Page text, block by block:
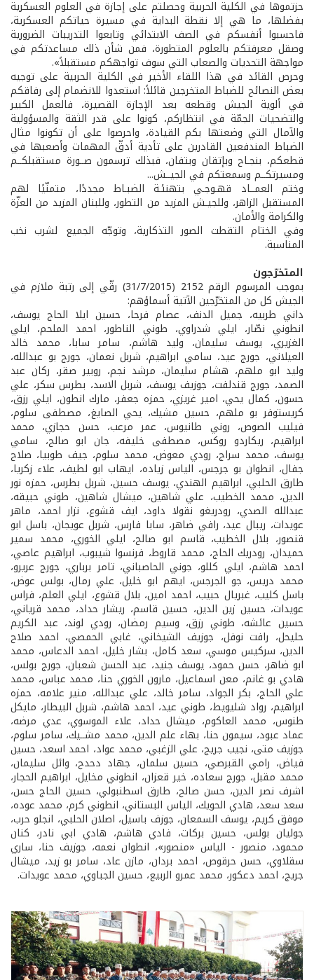
حزتموها في الكلية الحربية وحصلتم على إجازة في العلوم العسكرية
بفضلها، ما هي إلا نقطة البداية في مسيرة حياتكم العسكرية،
فاحسبوا أنفسكم في الصف الابتدائي وتابعوا التدريبات الضرورية
وصقل معرفتكم بالعلوم المتطورة، فمن شأن ذلك مساعدتكم في
مواجهة التحديات والصعاب التي سوف تواجهكم مستقبلاً».
وحرص القائد في هذا اللقاء الأخير في الكلية الحربية على توجيه
بعض النصائح للضباط المتخرجين قائلاً: استعدوا للانضمام إلى رفاقكم
في ألوية الجيش وقطعه بعد الإجازة القصيرة، فالعمل الكبير
والتضحيات الجمّة في انتظاركم، كونوا على قدر الثقة والمسؤولية
والآمال التي وضعتها بكم القيادة، واحرصوا على أن تكونوا مثال
الضباط المندفعين القادرين على تأدية أدقّ المهمات وأصعبها في
قطعكم، بنجـاح وبإتقان وبتفان، فبذلك ترسمون صــورة مستقبلكــم
ومسيرتكــم وسمعتكم في الجيــش...
وختم العمــاد قهـوجـي بتهنئـة الضبـاط مجددًا، متمنّيًا لهم
المستقبل الزاهر، وللجيـش المزيد من التطور، وللبنان المزيد من العزّة
والكرامة والأمان.
وفي الختام التقطت الصور التذكارية، وتوجّه الجميع لشرب نخب
المناسبة.
المتخرّجون
بموجب المرسوم الرقم 2152 (31/7/2015) رقّي إلى رتبة ملازم في
الجيش كل من المتخرّجين الآتية أسماؤهم:
داني طربيه، جميل الدنف، عصام فرحا، حسين ايلا الحاج يوسف،
انطوني نصّار، ايلي شدراوي، طوني الناطور، احمد الملحم، ايلي
الغزيري، يوسف سليمان، وليد هاشم، سامر سابا، محمد خالد
العيلاني، جورج عيد، سامي ابراهيم، شربل نعمان، جورج بو عبدالله،
وليد ابو ملهم، هشام سليمان، مرشد نجم، روبير صقر، ركان عبد
الصمد، جورج قندلفت، جوزيف يوسف، شربل الاسد، بطرس سكر، علي
حسون، كمال يحي، امير غريزي، حمزه جعفر، مارك انطون، ايلي رزق،
كريستوفر بو ملهم، حسين مشيك، يحي الصايغ، مصطفى سلوم،
فيليب الصوص، روني طانيوس، عمر مرعب، حسن حجازي، محمد
ابراهيم، ريكاردو روكس، مصطفى خليفه، جان ابو صالح، سامي
يوسف، محمد سراج، رودي معوض، محمد سلوم، جيف طوبيا، صلاح
جفال، انطوان بو جرجس، الياس زياده، ايهاب ابو لطيف، علاء زكريا،
طارق الحلبي، ابراهيم الهندي، يوسف حسين، شربل بطرس، حمزه نور
الدين، محمد الخطيب، علي شاهين، ميشال شاهين، طوني حبيقه،
عبدالله الصدي، رودريغو نقولا داود، ايف قشوع، نزار احمد، ماهر
عويدات، ريبال عيد، رافي ضاهر، سابا فارس، شربل عويجان، باسل ابو
قنصور، بلال الخطيب، قاسم ابو صالح، ايلي الخوري، محمد سمير
حميدان، رودريك الحاج، محمد قاروط، فرنسوا شيبوب، ابراهيم عاصي،
احمد هاشم، ايلي كللو، جوني الحاصباني، تامر برباري، جورج عريرو،
محمد دريس، جو الجرجس، ايهم ابو خليل، علي رمال، بولس عوض،
باسل كليب، غبريال حبيب، احمد امين، بلال قشوع، ايلي العلم، فراس
عويدات، حسين زين الدين، حسين قاسم، ريشار حداد، محمد قرياني،
حسين عائشه، طوني رزق، وسيم رمضان، رودي لوند، عبد الكريم
حليحل، رافت نوفل، جوزيف الشيخاني، غابي الحمصي، احمد صلاح
الدين، سركيس موسي، سعد كامل، بشار خليل، احمد الدعاس، محمد
ابو ضاهر، حسن حمود، يوسف جنيد، عبد الحسن شعبان، جورج بولس،
هادي بو غانم، معن اسماعيل، مارون الخوري حنا، محمد عباس، محمد
علي الحاج، بكر الجواد، سامر خالد، علي عبدالله، منير علامه، حمزه
ابراهيم، رواد شليويط، طوني عيد، احمد هاشم، شربل البيطار، مايكل
طنوس، محمد العاكوم، ميشال حداد، علاء الموسوي، عدي مرضه،
عماد عبود، سيمون حنا، بهاء علم الدين، محمد مشــيك، سامر سلوم،
جوزيف متى، نجيب جريج، علي الزغبي، محمد عواد، احمد اسعد، حسين
فياض، رامي القبرصي، حسين سلمان، جهاد دحدح، وائل سليمان،
محمد مقبل، جورج سعاده، خير قعزان، انطوني مخايل، ابراهيم الحجار،
اشرف نصر الدين، حسن صالح، طارق اسطنبولي، حسين الحاج حسن،
سعد سعد، هادي الحويك، الياس البستاني، انطوني كرم، محمد عوده،
موفق كريم، يوسف السمعان، جوزف باسيل، اصلان الحلبي، انجلو حرب،
جوليان بولس، حسين بركات، فادي هاشم، هادي ابي نادر، كنان
محمود، منصور - الياس «منصور»، انطوان نعمه، جوزيف حنا، ساري
سقلاوي، حسن حرقوص، احمد بردان، مازن عاد، سامر بو زيد، ميشال
جريج، احمد دعكور، محمد عمرو الربيع، حسين الجباوي، محمد عويدات.